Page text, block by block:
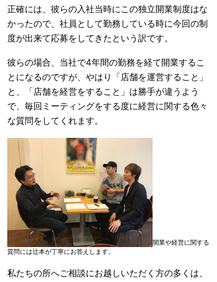
正確には、彼らの入社当時にこの独立開業制度はな
かったので、社員として勤務している時に今回の制
度が出来て応募をしてきたという訳です。
彼らの場合、当社で4年間の勤務を経て開業するこ
とになるのですが、やはり「店舗を運営すること」
と、「店舗を経営をすること」は勝手が違うよう
で、毎回ミーティングをする度に経営に関する色々
な質問をしてくれます。
開業や経営に関する
質問には辻本が丁寧にお答えします。
私たちの所へご相談にお越しいただく方の多くは、